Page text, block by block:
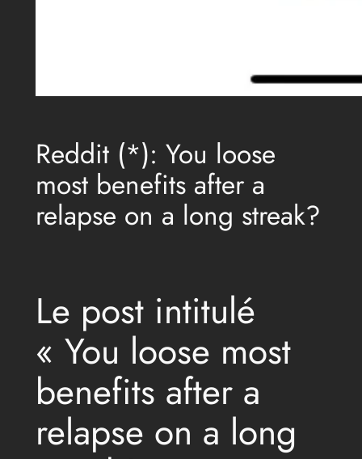
Reddit (*): You loose
most benefits after a
relapse on a long streak?
Le post intitulé
« You loose most
benefits after a
relapse on a long